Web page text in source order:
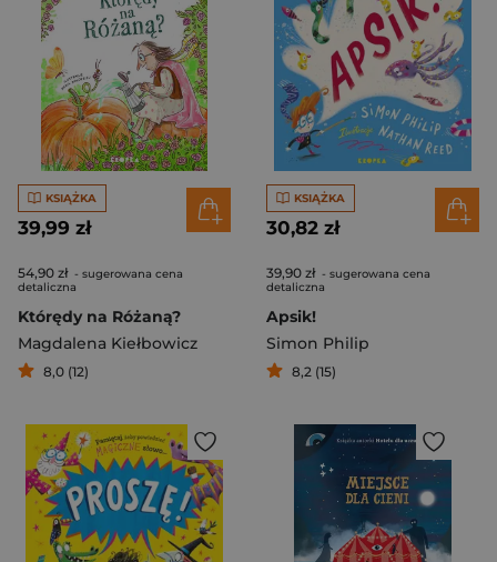
KSIĄŻKA
39,99 zł
54,90 zł - sugerowana cena
detaliczna
Którędy na Różaną?
Magdalena Kiełbowicz
8,0 (12)
KSIĄŻKA
30,82 zł
39,90 zł - sugerowana cena
detaliczna
Apsik!
Simon Philip
8,2 (15)